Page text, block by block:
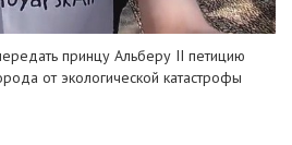
принцу Альберу II петицию
от экологической катастрофы